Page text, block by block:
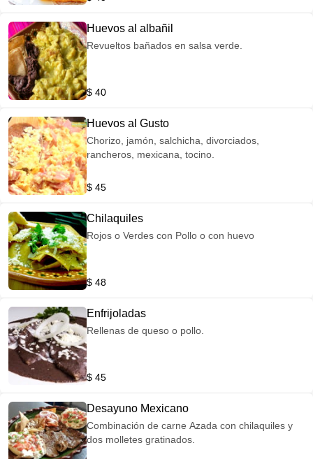
Huevos al albañil
Revueltos bañados en salsa verde.
$ 40
Huevos al Gusto
Chorizo, jamón, salchicha, divorciados,
rancheros, mexicana, tocino.
$ 45
Chilaquiles
Rojos o Verdes con Pollo o con huevo
$ 48
Enfrijoladas
Rellenas de queso o pollo.
$ 45
Desayuno Mexicano
Combinación de carne Azada con chilaquiles y
dos molletes gratinados.